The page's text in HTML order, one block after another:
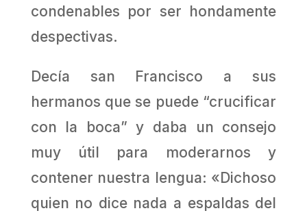
condenables por ser hondamente
despectivas.
Decía san Francisco a sus
hermanos que se puede “crucificar
con la boca” y daba un consejo
muy útil para moderarnos y
contener nuestra lengua: «Dichoso
quien no dice nada a espaldas del